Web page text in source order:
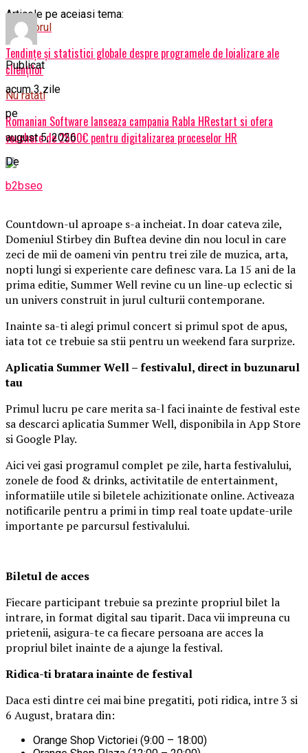
Articole pe aceiasi tema:
Urmatorul
Tendințe și statistici globale despre programele de loializare ale
clienților
Nu ratati
Romanian Software lanseaza campania Rabla HRestart si ofera
vouchere de 2500€ pentru digitalizarea proceselor HR
Publicat
acum 3 zile
pe
august 5, 2026
De
b2bseo
Countdown-ul aproape s-a incheiat. In doar cateva zile,
Domeniul Stirbey din Buftea devine din nou locul in care
zeci de mii de oameni vin pentru trei zile de muzica, arta,
nopti lungi si experiente care definesc vara. La 15 ani de la
prima editie, Summer Well revine cu un line-up eclectic si
un univers construit in jurul culturii contemporane.
Inainte sa-ti alegi primul concert si primul spot de apus,
iata tot ce trebuie sa stii pentru un weekend fara surprize.
Aplicatia Summer Well– festivalul, direct in buzunarul
tau
Primul lucru pe care merita sa-l faci inainte de festival este
sa descarci aplicatia Summer Well, disponibila in App Store
si Google Play.
Aici vei gasi programul complet pe zile, harta festivalului,
zonele de food & drinks, activitatile de entertainment,
informatiile utile si biletele achizitionate online. Activeaza
notificarile pentru a primi in timp real toate update-urile
importante pe parcursul festivalului.
Biletul de acces
Fiecare participant trebuie sa prezinte propriul bilet la
intrare, in format digital sau tiparit. Daca vii impreuna cu
prietenii, asigura-te ca fiecare persoana are acces la
propriul bilet inainte de a ajunge la festival.
Ridica-ti bratarainainte de festival
Daca esti dintre cei mai bine pregatiti, poti ridica, intre 3 si
6 August, bratara din:
Orange Shop Victoriei (9:00 – 18:00)